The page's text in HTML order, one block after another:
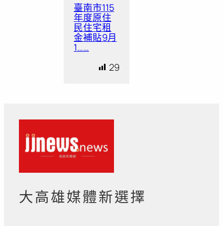
臺南市115
年度原住
民住宅租
金補貼9月
1……
29
大高雄媒體新選擇